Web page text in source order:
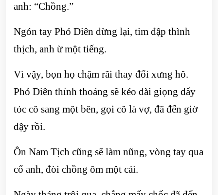
anh: “Chồng.”
Ngón tay Phó Diên dừng lại, tim đập thình
thịch, anh ừ một tiếng.
Vì vậy, bọn họ chậm rãi thay đổi xưng hô.
Phó Diên thỉnh thoảng sẽ kéo dài giọng đẩy
tóc cô sang một bên, gọi cô là vợ, đã đến giờ
dậy rồi.
Ôn Nam Tịch cũng sẽ làm nũng, vòng tay qua
cổ anh, đòi chồng ôm một cái.